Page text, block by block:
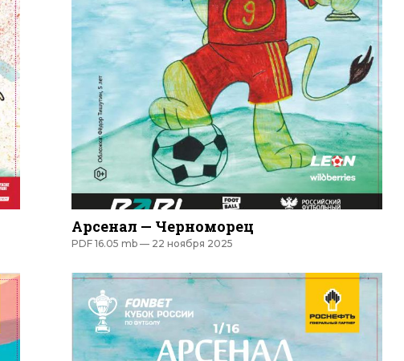
Арсенал — Черноморец
PDF 16.05 mb — 22 ноября 2025